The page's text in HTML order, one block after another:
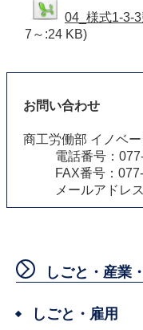
04_様式1-3-
7～:24 KB)
お問い合わせ
商工労働部 イノベ
電話番号：
FAX番号：
メールアドレス
しごと・産業
しごと・雇用